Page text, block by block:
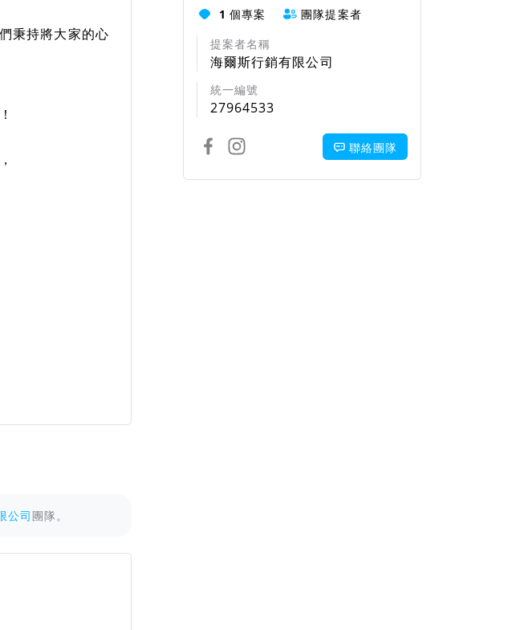
秉持將大家的心
公司 團隊。
1 個專案
團隊提案者
提案者名稱
海爾斯行銷有限公司
統一編號
27964533
聯絡團隊